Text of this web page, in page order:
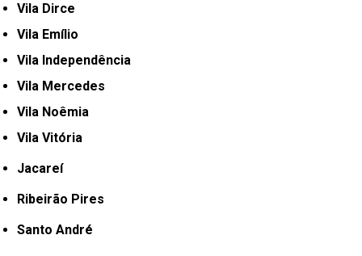
Vila Dirce
Vila Emílio
Vila Independência
Vila Mercedes
Vila Noêmia
Vila Vitória
Jacareí
Ribeirão Pires
Santo André